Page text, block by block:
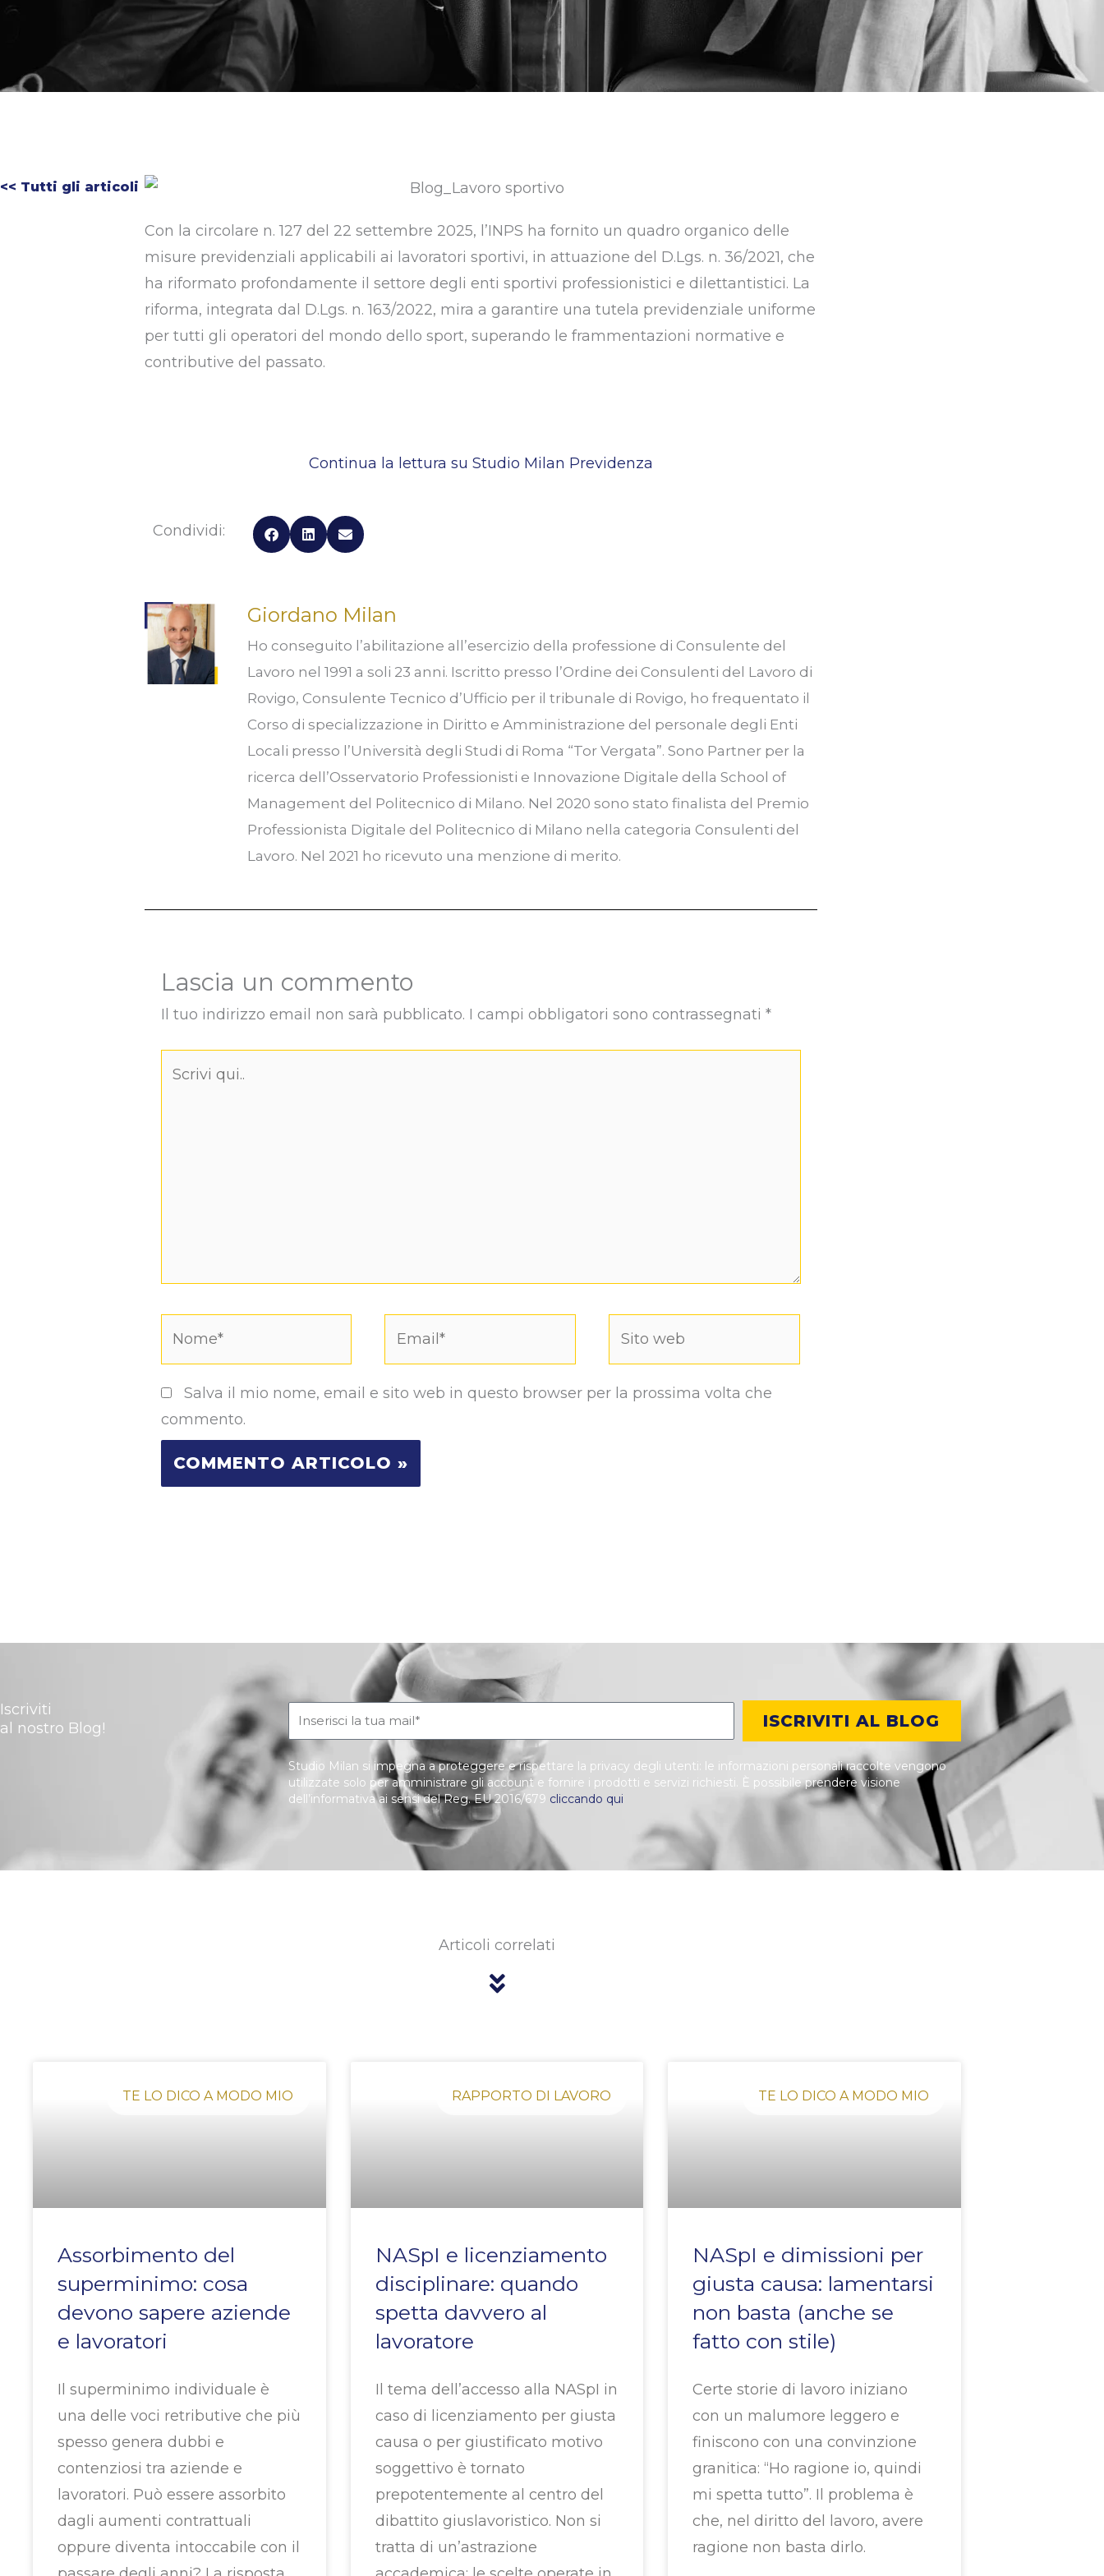
<< Tutti gli articoli
Con la circolare n. 127 del 22 settembre 2025, l’INPS ha fornito un quadro organico delle
misure previdenziali applicabili ai lavoratori sportivi, in attuazione del D.Lgs. n. 36/2021, che
ha riformato profondamente il settore degli enti sportivi professionistici e dilettantistici. La
riforma, integrata dal D.Lgs. n. 163/2022, mira a garantire una tutela previdenziale uniforme
per tutti gli operatori del mondo dello sport, superando le frammentazioni normative e
contributive del passato.
Continua la lettura su Studio Milan Previdenza
Condividi:
Giordano Milan
Ho conseguito l’abilitazione all’esercizio della professione di Consulente del
Lavoro nel 1991 a soli 23 anni. Iscritto presso l’Ordine dei Consulenti del Lavoro di
Rovigo, Consulente Tecnico d’Ufficio per il tribunale di Rovigo, ho frequentato il
Corso di specializzazione in Diritto e Amministrazione del personale degli Enti
Locali presso l’Università degli Studi di Roma “Tor Vergata”. Sono Partner per la
ricerca dell’Osservatorio Professionisti e Innovazione Digitale della School of
Management del Politecnico di Milano. Nel 2020 sono stato finalista del Premio
Professionista Digitale del Politecnico di Milano nella categoria Consulenti del
Lavoro. Nel 2021 ho ricevuto una menzione di merito.
Lascia un commento
Il tuo indirizzo email non sarà pubblicato. I campi obbligatori sono contrassegnati *
Salva il mio nome, email e sito web in questo browser per la prossima volta che
commento.
Iscriviti
al nostro Blog!
ISCRIVITI AL BLOG
Studio Milan si impegna a proteggere e rispettare la privacy degli utenti: le informazioni personali raccolte vengono
utilizzate solo per amministrare gli account e fornire i prodotti e servizi richiesti. È possibile prendere visione
dell’informativa ai sensi del Reg. EU 2016/679 cliccando qui
Articoli correlati
TE LO DICO A MODO MIO
Assorbimento del
superminimo: cosa
devono sapere aziende
e lavoratori
Il superminimo individuale è
una delle voci retributive che più
spesso genera dubbi e
contenziosi tra aziende e
lavoratori. Può essere assorbito
dagli aumenti contrattuali
oppure diventa intoccabile con il
RAPPORTO DI LAVORO
NASpI e licenziamento
disciplinare: quando
spetta davvero al
lavoratore
Il tema dell’accesso alla NASpI in
caso di licenziamento per giusta
causa o per giustificato motivo
soggettivo è tornato
prepotentemente al centro del
dibattito giuslavoristico. Non si
tratta di un’astrazione
TE LO DICO A MODO MIO
NASpI e dimissioni per
giusta causa: lamentarsi
non basta (anche se
fatto con stile)
Certe storie di lavoro iniziano
con un malumore leggero e
finiscono con una convinzione
granitica: “Ho ragione io, quindi
mi spetta tutto”. Il problema è
che, nel diritto del lavoro, avere
ragione non basta dirlo.